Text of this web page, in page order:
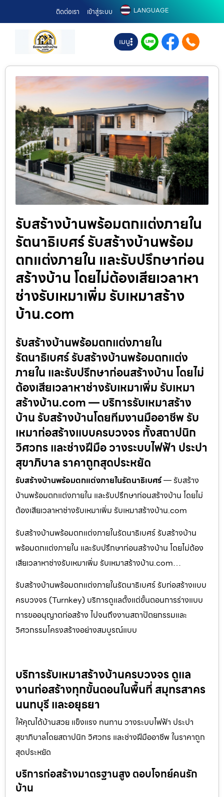
ติดต่อเรา เข้าสู่ระบบ LANGUAGE
เมนู
รับสร้างบ้านพร้อมตกแต่งภายใน
รัตนาธิเบศร์ รับสร้างบ้านพร้อม
ตกแต่งภายใน และรับปรึกษาก่อน
สร้างบ้าน โดยไม่ต้องเสียเวลาหา
ช่างรับเหมาเพิ่ม รับเหมาสร้าง
บ้าน.com
รับสร้างบ้านพร้อมตกแต่งภายใน
รัตนาธิเบศร์ รับสร้างบ้านพร้อมตกแต่ง
ภายใน และรับปรึกษาก่อนสร้างบ้าน โดยไม่
ต้องเสียเวลาหาช่างรับเหมาเพิ่ม รับเหมา
สร้างบ้าน.com — บริการรับเหมาสร้าง
บ้าน รับสร้างบ้านโดยทีมงานมืออาชีพ รับ
เหมาก่อสร้างแบบครบวงจร ทั้งสถาปนิก
วิศวกร และช่างฝีมือ วางระบบไฟฟ้า ประปา
สุขาภิบาล ราคาถูกสุดประหยัด
รับสร้างบ้านพร้อมตกแต่งภายในรัตนาธิเบศร์— รับสร้าง
บ้านพร้อมตกแต่งภายใน และรับปรึกษาก่อนสร้างบ้าน โดยไม่
ต้องเสียเวลาหาช่างรับเหมาเพิ่ม รับเหมาสร้างบ้าน.com
รับสร้างบ้านพร้อมตกแต่งภายในรัตนาธิเบศร์ รับสร้างบ้าน
พร้อมตกแต่งภายใน และรับปรึกษาก่อนสร้างบ้าน โดยไม่ต้อง
เสียเวลาหาช่างรับเหมาเพิ่ม รับเหมาสร้างบ้าน.com…
รับสร้างบ้านพร้อมตกแต่งภายในรัตนาธิเบศร์ รับก่อสร้างแบบ
ครบวงจร (Turnkey) บริการดูแลตั้งแต่ขั้นตอนการร่างแบบ
การขออนุญาตก่อสร้าง ไปจนถึงงานสถาปัตยกรรมและ
วิศวกรรมโครงสร้างอย่างสมบูรณ์แบบ
บริการรับเหมาสร้างบ้านครบวงจร ดูแล
งานก่อสร้างทุกขั้นตอนในพื้นที่ สมุทรสาคร
นนทบุรี และอยุธยา
ให้คุณได้บ้านสวย แข็งแรง ทนทาน วางระบบไฟฟ้า ประปา
สุขาภิบาลโดยสถาปนิก วิศวกร และช่างฝีมืออาชีพ ในราคาถูก
สุดประหยัด
บริการก่อสร้างมาตรฐานสูง ตอบโจทย์คนรัก
บ้าน